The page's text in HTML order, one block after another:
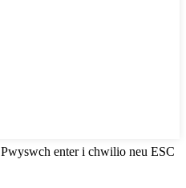
Pwyswch enter i chwilio neu ESC